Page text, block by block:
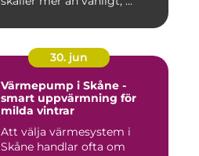
30. jun
Värmepump i Skåne -
smart uppvärmning för
milda vintrar
Att välja värmesystem i
Skåne handlar ofta om